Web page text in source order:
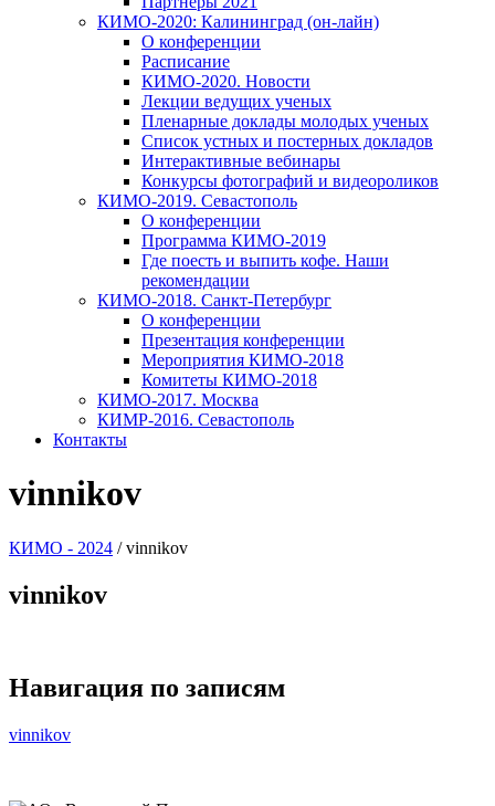
КИМО-2020: Калининград (он-лайн)
О конференции
Расписание
КИМО-2020. Новости
Лекции ведущих ученых
Пленарные доклады молодых ученых
Список устных и постерных докладов
Интерактивные вебинары
Конкурсы фотографий и видеороликов
КИМО-2019. Севастополь
О конференции
Программа КИМО-2019
Где поесть и выпить кофе. Наши
рекомендации
КИМО-2018. Санкт-Петербург
О конференции
Презентация конференции
Мероприятия КИМО-2018
Комитеты КИМО-2018
КИМО-2017. Москва
КИМР-2016. Севастополь
Контакты
vinnikov
КИМО - 2024 /vinnikov
vinnikov
Навигация по записям
vinnikov